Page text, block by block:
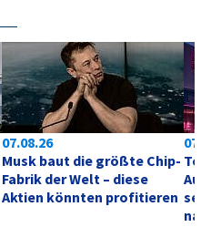
07.08.26
Musk baut die größte Chip-
Fabrik der Welt – diese
Aktien könnten profitieren